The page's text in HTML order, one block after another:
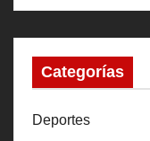
Categorías
Deportes